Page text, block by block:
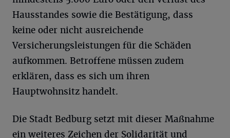
Hausstandes sowie die Bestätigung, dass
keine oder nicht ausreichende
Versicherungsleistungen für die Schäden
aufkommen. Betroffene müssen zudem
erklären, dass es sich um ihren
Hauptwohnsitz handelt.
Die Stadt Bedburg setzt mit dieser Maßnahme
ein weiteres Zeichen der Solidarität und